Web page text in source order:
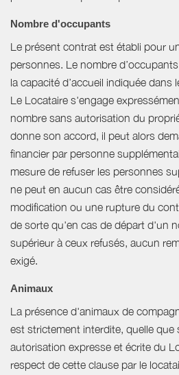
Nombre d'occupants
Le présent contrat est établi pour
personnes. Le nombre
la capacité d’accueil indiquée dans
Le Locataire s'engage
nombre sans autorisation du
donne son accord, il peut alors
financier par personne
mesure de refuser les personnes
ne peut en aucun cas être
modification ou une rupture du
de sorte qu'en cas de départ d'un
supérieur à ceux refusés, aucun
exigé.
Animaux
La présence d'animaux de
est strictement interdite, quelle que
autorisation expresse et écrite du
respect de cette clause par le